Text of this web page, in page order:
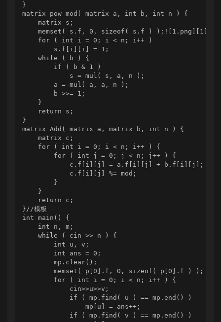
}
matrix pow_mod( matrix a, int b, int n ) {
    matrix s;
    memset( s.f, 0, sizeof( s.f ) );![1.png][1]
    for ( int i = 0; i < n; i++ )
        s.f[i][i] = 1;
    while ( b ) {
        if ( b & 1 )
            s = mul( s, a, n );
        a = mul( a, a, n );
        b >>= 1;
    }
    return s;
}
matrix Add( matrix a, matrix b, int n ) {
    matrix c;
    for ( int i = 0; i < n; i++ ) {
        for ( int j = 0; j < n; j++ ) {
            c.f[i][j] = a.f[i][j] + b.f[i][j];
            c.f[i][j] %= mod;
        }
    }
    return c;
}//模板
int main() {
    int n, m;
    while ( cin >> n ) {
        int u, v;
        int ans = 0;
        mp.clear();
        memset( p[0].f, 0, sizeof( p[0].f ) );
        for ( int i = 0; i < n; i++ ) {
            cin>>u>>v;
            if ( mp.find( u ) == mp.end() )
                mp[u] = ans++;
            if ( mp.find( v ) == mp.end() )